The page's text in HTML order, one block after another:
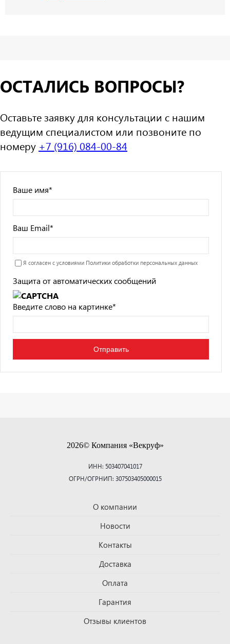
ОСТАЛИСЬ ВОПРОСЫ?
Оставьте заявку для консультации с нашим
ведущим специалистом или позвоните по
номеру +7 (916) 084-00-84
Ваше имя*
Ваш Email*
Я согласен с условиями Политики обработки персональных данных
Защита от автоматических сообщений
Введите слово на картинке*
2026© Компания «Векруф»
ИНН: 503407041017
ОГРН/ОГРНИП: 307503405000015
О компании
Новости
Контакты
Доставка
Оплата
Гарантия
Отзывы клиентов